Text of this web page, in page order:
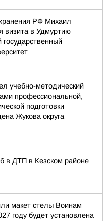
РФ Михаил
визита в Удмуртию
государственный
учебно-методический
профессиональной,
подготовки
Жукова округа
в ДТП в Кезском районе
макет стелы Воинам
году будет установлена